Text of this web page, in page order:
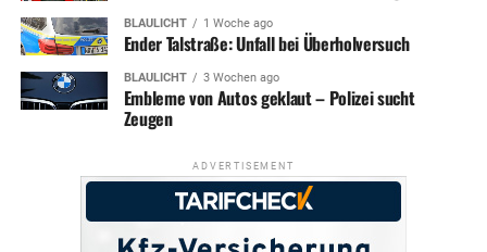
BLAULICHT 1 Woche ago
Ender Talstraße: Unfall bei Überholversuch
BLAULICHT 3 Wochen ago
Embleme von Autos geklaut – Polizei sucht
Zeugen
ADVERTISEMENT